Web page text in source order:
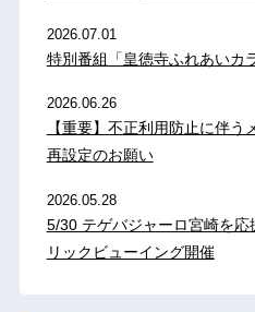
2026.07.01
特別番組「皇徳寺ふれあいカ
2026.06.26
【重要】不正利用防止に伴
再設定のお願い
2026.05.28
5/30 テゲバジャーロ宮崎を
リックビューイング開催